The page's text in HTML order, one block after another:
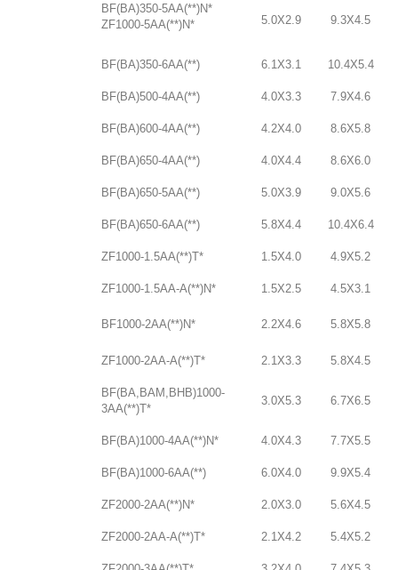
BF(BA)350-5AA(**)N*
ZF1000-5AA(**)N*
5.0X2.9 9.3X4.5
BF(BA)350-6AA(**) 6.1X3.1 10.4X5.4
BF(BA)500-4AA(**) 4.0X3.3 7.9X4.6
BF(BA)600-4AA(**) 4.2X4.0 8.6X5.8
BF(BA)650-4AA(**) 4.0X4.4 8.6X6.0
BF(BA)650-5AA(**) 5.0X3.9 9.0X5.6
BF(BA)650-6AA(**) 5.8X4.4 10.4X6.4
ZF1000-1.5AA(**)T* 1.5X4.0 4.9X5.2
ZF1000-1.5AA-A(**)N* 1.5X2.5 4.5X3.1
BF1000-2AA(**)N* 2.2X4.6 5.8X5.8
ZF1000-2AA-A(**)T* 2.1X3.3 5.8X4.5
BF(BA,BAM,BHB)1000-
3AA(**)T*
3.0X5.3 6.7X6.5
BF(BA)1000-4AA(**)N* 4.0X4.3 7.7X5.5
BF(BA)1000-6AA(**) 6.0X4.0 9.9X5.4
ZF2000-2AA(**)N* 2.0X3.0 5.6X4.5
ZF2000-2AA-A(**)T* 2.1X4.2 5.4X5.2